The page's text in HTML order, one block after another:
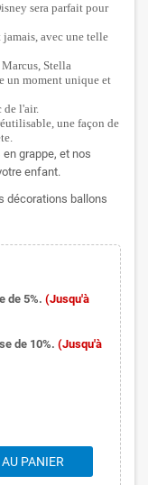
sera parfait pour
jamais, avec une telle
Stella
un moment unique et
de l'air.
une façon de
grappe, et nos
enfant.
décorations ballons
de 5%. (Jusqu'à
de 10%. (Jusqu'à
PANIER